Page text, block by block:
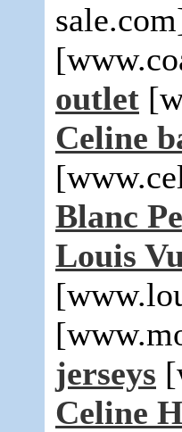
outlet
Celine
Blanc
Louis
jerseys
Celine